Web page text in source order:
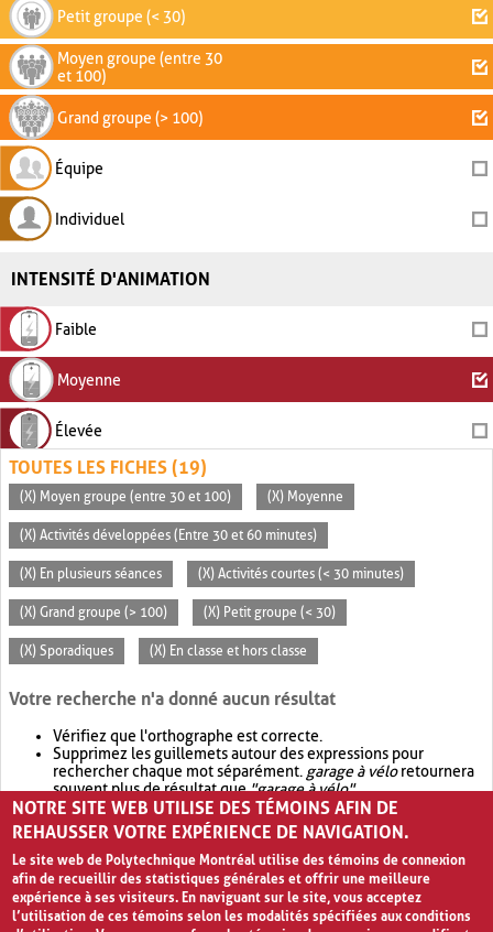
Petit groupe (< 30)
Moyen groupe (entre 30
et 100)
Grand groupe (> 100)
Équipe
Individuel
INTENSITÉ D'ANIMATION
Faible
Moyenne
Élevée
TOUTES LES FICHES (19)
(X) Moyen groupe (entre 30 et 100) (X) Moyenne
(X) Activités développées (Entre 30 et 60 minutes)
(X) En plusieurs séances (X) Activités courtes (< 30 minutes)
(X) Grand groupe (> 100) (X) Petit groupe (< 30)
(X) Sporadiques (X) En classe et hors classe
Votre recherche n'a donné aucun résultat
Vérifiez que l'orthographe est correcte.
Supprimez les guillemets autour des expressions pour
rechercher chaque mot séparément. garage à véloretournera
souvent plus de résultat que"garage à vélo".
Envisagez d'élargir votre recherche avec OR.garage OR vélo
retournera souvent plus de résultat quegarage à vélo
NOTRE SITE WEB UTILISE DES TÉMOINS AFIN DE
REHAUSSER VOTRE EXPÉRIENCE DE NAVIGATION.
Le site web de Polytechnique Montréal utilise des témoins de connexion
afin de recueillir des statistiques générales et offrir une meilleure
expérience à ses visiteurs. En naviguant sur le site, vous acceptez
l’utilisation de ces témoins selon les modalités spécifiées aux conditions